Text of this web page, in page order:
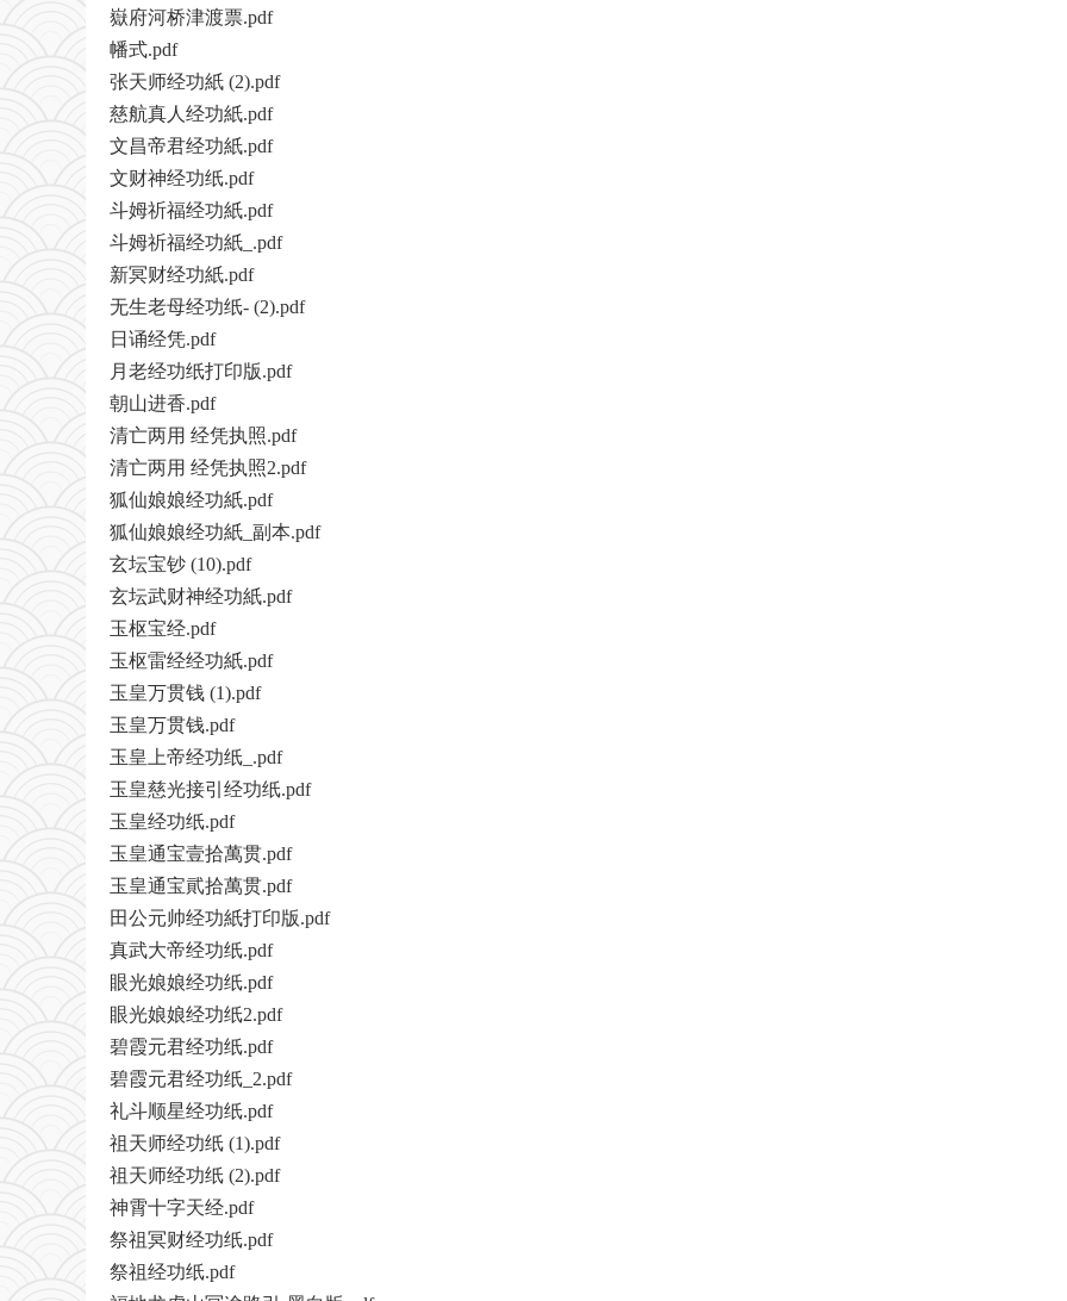
嶽府河桥津渡票.pdf
幡式.pdf
张天师经功紙 (2).pdf
慈航真人经功紙.pdf
文昌帝君经功紙.pdf
文财神经功纸.pdf
斗姆祈福经功紙.pdf
斗姆祈福经功紙_.pdf
新冥财经功紙.pdf
无生老母经功纸- (2).pdf
日诵经凭.pdf
月老经功纸打印版.pdf
朝山进香.pdf
清亡两用 经凭执照.pdf
清亡两用 经凭执照2.pdf
狐仙娘娘经功紙.pdf
狐仙娘娘经功紙_副本.pdf
玄坛宝钞 (10).pdf
玄坛武财神经功紙.pdf
玉枢宝经.pdf
玉枢雷经经功紙.pdf
玉皇万贯钱 (1).pdf
玉皇万贯钱.pdf
玉皇上帝经功纸_.pdf
玉皇慈光接引经功纸.pdf
玉皇经功纸.pdf
玉皇通宝壹拾萬贯.pdf
玉皇通宝貮拾萬贯.pdf
田公元帅经功紙打印版.pdf
真武大帝经功纸.pdf
眼光娘娘经功纸.pdf
眼光娘娘经功纸2.pdf
碧霞元君经功纸.pdf
碧霞元君经功纸_2.pdf
礼斗顺星经功纸.pdf
祖天师经功纸 (1).pdf
祖天师经功纸 (2).pdf
神霄十字天经.pdf
祭祖冥财经功纸.pdf
祭祖经功纸.pdf